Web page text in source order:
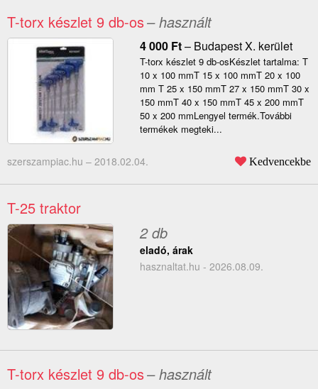
T-torx készlet 9 db-os– használt
4 000 Ft– Budapest X. kerület
T-torx készlet 9 db-osKészlet tartalma: T
10 x 100 mmT 15 x 100 mmT 20 x 100
mm T 25 x 150 mmT 27 x 150 mmT 30 x
150 mmT 40 x 150 mmT 45 x 200 mmT
50 x 200 mmLengyel termék.További
termékek megteki...
szerszampiac.hu – 2018.02.04. Kedvencekbe
T-25 traktor
2 db
eladó, árak
hasznaltat.hu - 2026.08.09.
T-torx készlet 9 db-os– használt